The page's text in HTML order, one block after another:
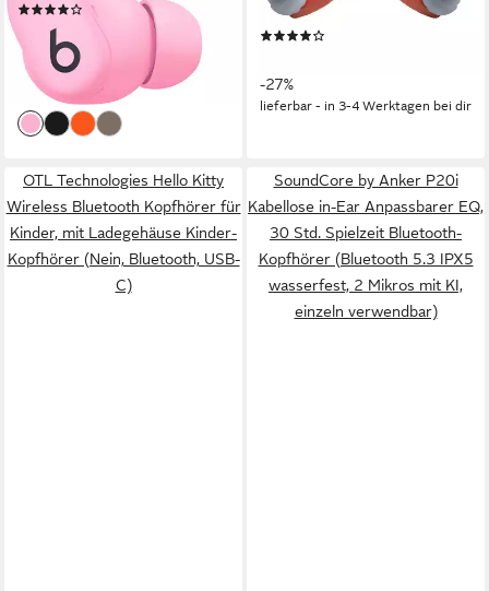
(3)
208,00 € UVP
229,95 €
19,00 €mtl. in 12 Raten
-10%
lieferbar - in 1-2 Werktagen bei dir
0,3 kg Gewicht
-27%
lieferbar - in 3-4 Werktagen bei dir
OTL Technologies Hello Kitty
Wireless Bluetooth Kopfhörer für
Kinder, mit Ladegehäuse Kinder-
Kopfhörer (Nein, Bluetooth, USB-
C)
SoundCore by Anker P20i
Kabellose in-Ear Anpassbarer EQ,
30 Std. Spielzeit Bluetooth-
Kopfhörer (Bluetooth 5.3 IPX5
wasserfest, 2 Mikros mit KI,
einzeln verwendbar)